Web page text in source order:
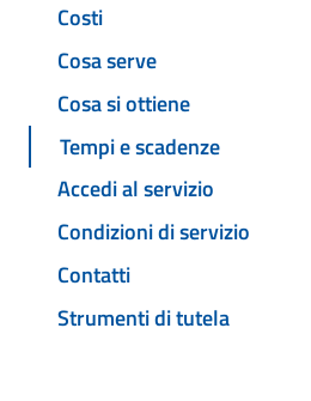
Costi
Cosa serve
Cosa si ottiene
Tempi e scadenze
Accedi al servizio
Condizioni di servizio
Contatti
Strumenti di tutela